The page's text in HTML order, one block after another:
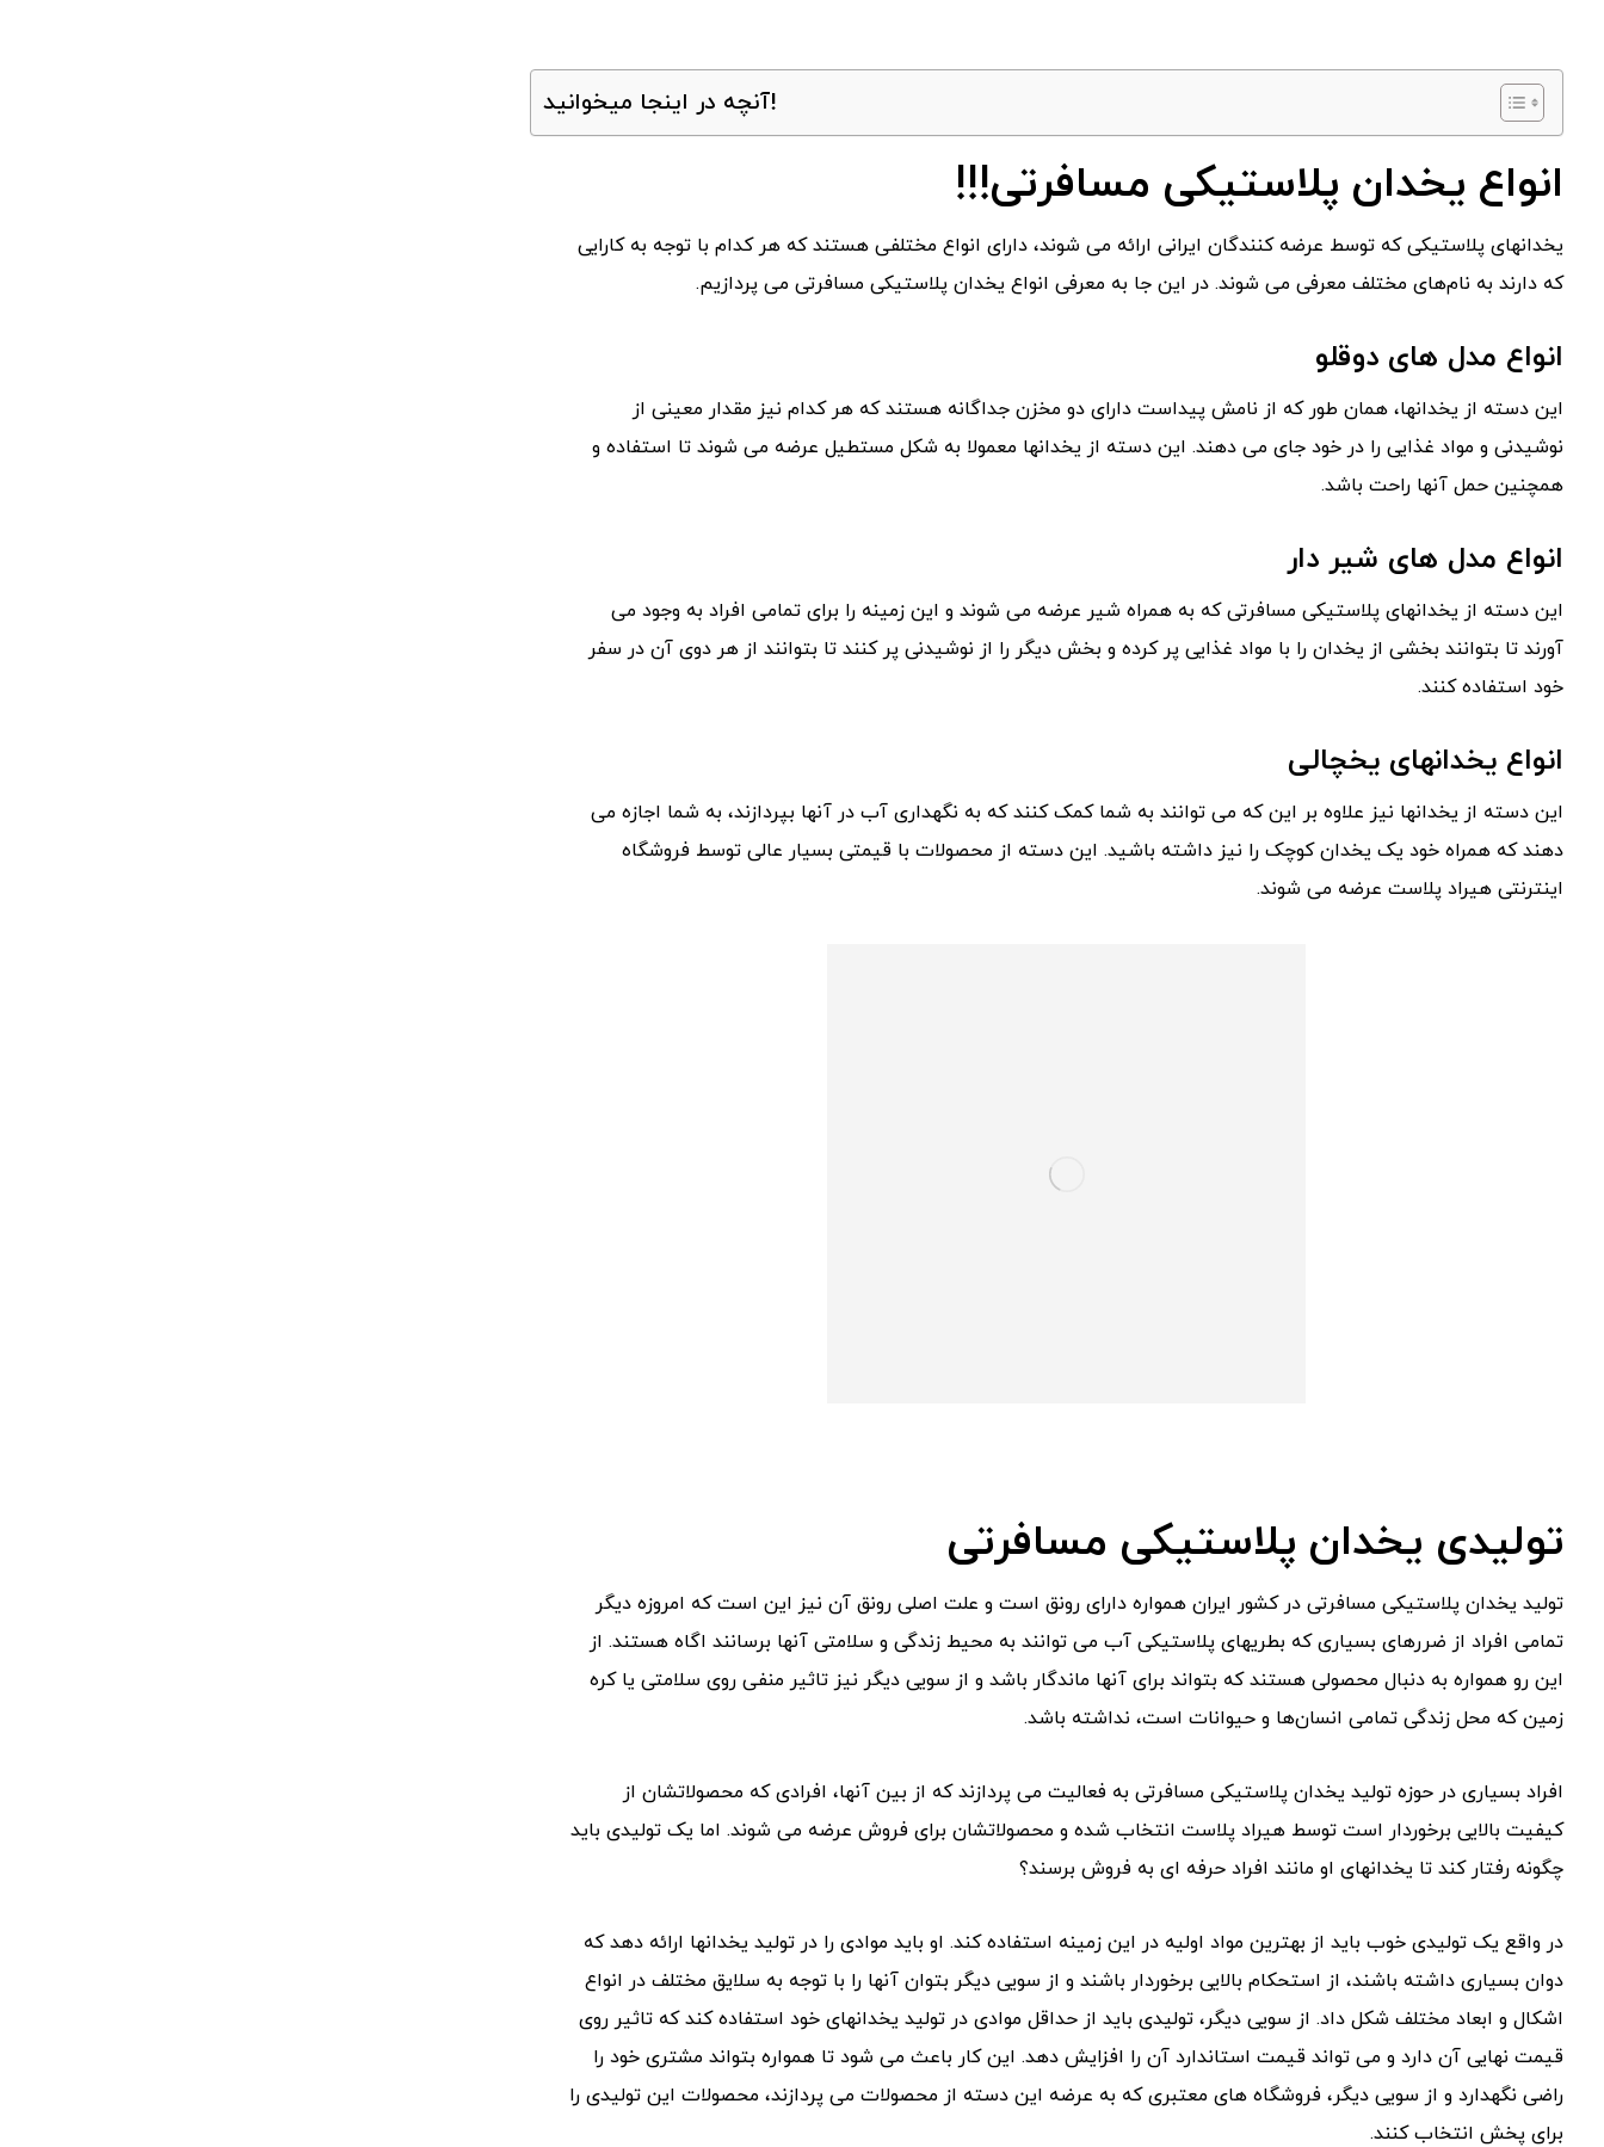
آنچه در اینجا میخوانید!
انواع یخدان پلاستیکی مسافرتی!!!
یخدانهای پلاستیکی که توسط عرضه کنندگان ایرانی ارائه می شوند، دارای انواع مختلفی هستند که هر کدام با توجه به کارایی
که دارند به نام‌های مختلف معرفی می شوند. در این جا به معرفی انواع یخدان پلاستیکی مسافرتی می پردازیم.
انواع مدل های دوقلو
این دسته از یخدانها، همان طور که از نامش پیداست دارای دو مخزن جداگانه هستند که هر کدام نیز مقدار معینی از
نوشیدنی و مواد غذایی را در خود جای می دهند. این دسته از یخدانها معمولا به شکل مستطیل عرضه می شوند تا استفاده و
همچنین حمل آنها راحت باشد.
انواع مدل های شیر دار
این دسته از یخدانهای پلاستیکی مسافرتی که به همراه شیر عرضه می شوند و این زمینه را برای تمامی افراد به وجود می
آورند تا بتوانند بخشی از یخدان را با مواد غذایی پر کرده و بخش دیگر را از نوشیدنی پر کنند تا بتوانند از هر دوی آن در سفر
خود استفاده کنند.
انواع یخدانهای یخچالی
این دسته از یخدانها نیز علاوه بر این که می توانند به شما کمک کنند که به نگهداری آب در آنها بپردازند، به شما اجازه می
دهند که همراه خود یک یخدان کوچک را نیز داشته باشید. این دسته از محصولات با قیمتی بسیار عالی توسط فروشگاه
اینترنتی هیراد پلاست عرضه می شوند.
تولیدی یخدان پلاستیکی مسافرتی
تولید یخدان پلاستیکی مسافرتی در کشور ایران همواره دارای رونق است و علت اصلی رونق آن نیز این است که امروزه دیگر
تمامی افراد از ضررهای بسیاری که بطریهای پلاستیکی آب می‌ توانند به محیط زندگی و سلامتی آنها برسانند اگاه هستند. از
این رو همواره به دنبال محصولی هستند که بتواند برای آنها ماندگار باشد و از سویی دیگر نیز تاثیر منفی روی سلامتی یا کره
زمین که محل زندگی تمامی انسان‌ها و حیوانات است، نداشته باشد.
افراد بسیاری در حوزه تولید یخدان پلاستیکی مسافرتی به فعالیت می پردازند که از بین آنها، افرادی که محصولاتشان از
کیفیت بالایی برخوردار است توسط هیراد پلاست انتخاب شده و محصولاتشان برای فروش عرضه می شوند. اما یک تولیدی باید
چگونه رفتار کند تا یخدانهای او مانند افراد حرفه ای به فروش برسند؟
در واقع یک تولیدی خوب باید از بهترین مواد اولیه در این زمینه استفاده کند. او باید موادی را در تولید یخدانها ارائه دهد که
دوان بسیاری داشته باشند، از استحکام بالایی برخوردار باشند و از سویی دیگر بتوان آنها را با توجه به سلایق مختلف در انواع
اشکال و ابعاد مختلف شکل داد. از سویی دیگر، تولیدی باید از حداقل موادی در تولید یخدانهای خود استفاده کند که تاثیر روی
قیمت نهایی آن دارد و می تواند قیمت استاندارد آن را افزایش دهد. این کار باعث می شود تا همواره بتواند مشتری خود را
راضی نگهدارد و از سویی دیگر، فروشگاه های معتبری که به عرضه این دسته از محصولات می پردازند، محصولات این تولیدی را
برای پخش انتخاب کنند.